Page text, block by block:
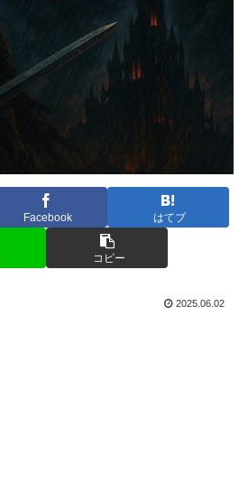
Facebook はてブ
コピー
2025.06.02